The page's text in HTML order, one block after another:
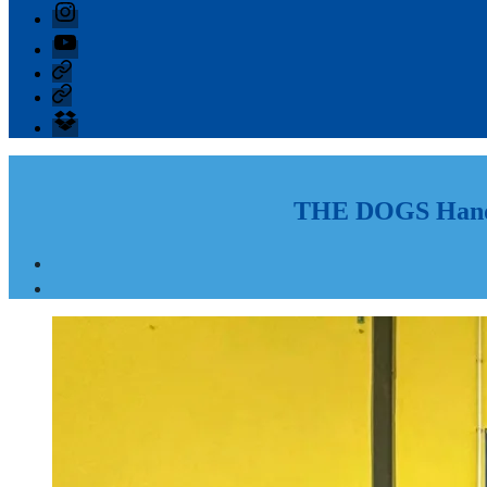
Instagram
YouTube
GIPHY
Threads
Informationen
für
Trainer
THE DOGS